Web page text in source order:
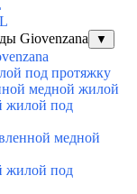
Giovenzana
▼
под протяжку
медной жилой
жилой под
медной
жилой под